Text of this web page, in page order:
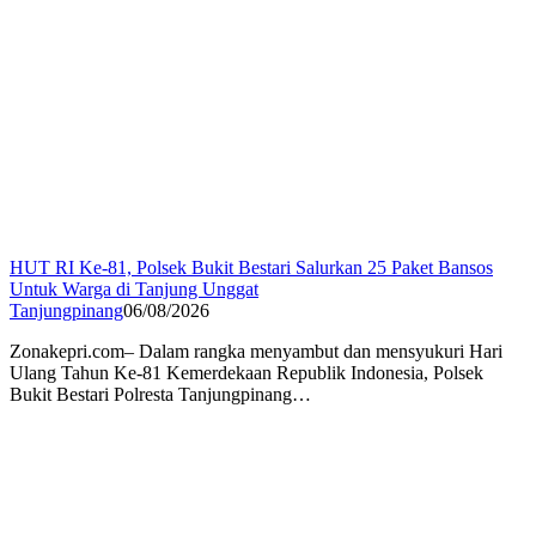
HUT RI Ke-81, Polsek Bukit Bestari Salurkan 25 Paket Bansos
Untuk Warga di Tanjung Unggat
Tanjungpinang06/08/2026
Zonakepri.com– Dalam rangka menyambut dan mensyukuri Hari
Ulang Tahun Ke-81 Kemerdekaan Republik Indonesia, Polsek
Bukit Bestari Polresta Tanjungpinang…